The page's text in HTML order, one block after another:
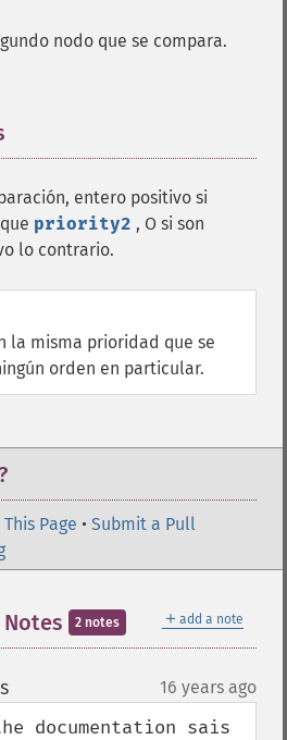
nodo que se compara.
entero positivo si
priority2 , O si son
lo contrario.
la misma prioridad que se
orden en particular.
Page • Submit a Pull
＋ add a note
2 notes
¶ 16 years ago
documentation sais